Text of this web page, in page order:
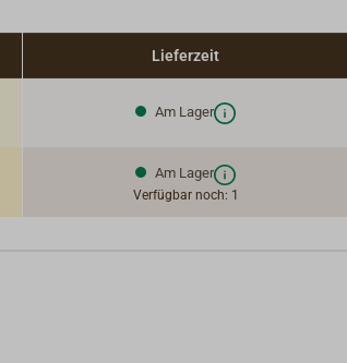
Lieferzeit
Am Lager
Am Lager
Verfügbar noch: 1